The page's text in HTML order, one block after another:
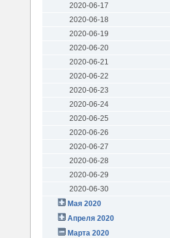
2020-06-17
2020-06-18
2020-06-19
2020-06-20
2020-06-21
2020-06-22
2020-06-23
2020-06-24
2020-06-25
2020-06-26
2020-06-27
2020-06-28
2020-06-29
2020-06-30
Мая 2020
Апреля 2020
Марта 2020